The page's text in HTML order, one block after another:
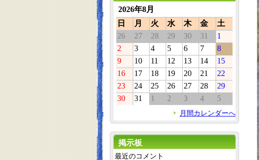
2026年8月
日
月 火 水 木 金
土
26
27 28 29 30 31
1
2
3 4 5 6 7
8
9
10 11 12 13 14
15
16
17 18 19 20 21
22
23
24 25 26 27 28
29
30
31 1 2 3 4 5
月間カレンダーへ
掲示板
最近のコメント